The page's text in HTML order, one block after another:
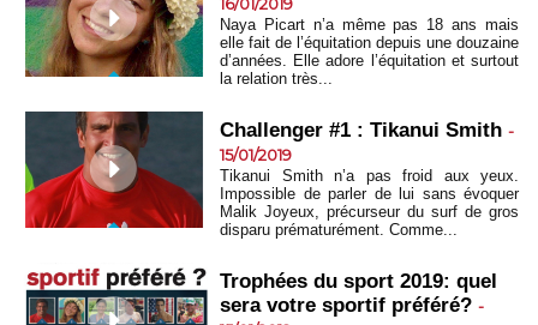
Naya Picart n’a même pas 18 ans mais
elle fait de l’équitation depuis une douzaine
d’années. Elle adore l’équitation et surtout
la relation très...
Challenger #1 : Tikanui Smith -
15/01/2019
Tikanui Smith n’a pas froid aux yeux.
Impossible de parler de lui sans évoquer
Malik Joyeux, précurseur du surf de gros
disparu prématurément. Comme...
Trophées du sport 2019: quel
sera votre sportif préféré? -